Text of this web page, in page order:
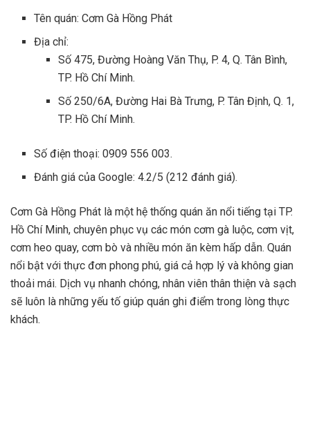
Tên quán: Cơm Gà Hồng Phát
Địa chỉ:
Số 475, Đường Hoàng Văn Thụ, P. 4, Q. Tân Bình,
TP. Hồ Chí Minh.
Số 250/6A, Đường Hai Bà Trưng, P. Tân Định, Q. 1,
TP. Hồ Chí Minh.
Số điện thoại: 0909 556 003.
Đánh giá của Google: 4.2/5 (212 đánh giá).
Cơm Gà Hồng Phát là một hệ thống quán ăn nổi tiếng tại TP.
Hồ Chí Minh, chuyên phục vụ các món cơm gà luộc, cơm vịt,
cơm heo quay, cơm bò và nhiều món ăn kèm hấp dẫn. Quán
nổi bật với thực đơn phong phú, giá cả hợp lý và không gian
thoải mái. Dịch vụ nhanh chóng, nhân viên thân thiện và sạch
sẽ luôn là những yếu tố giúp quán ghi điểm trong lòng thực
khách.